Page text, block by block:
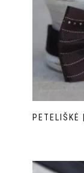
PETELIŠKĖ